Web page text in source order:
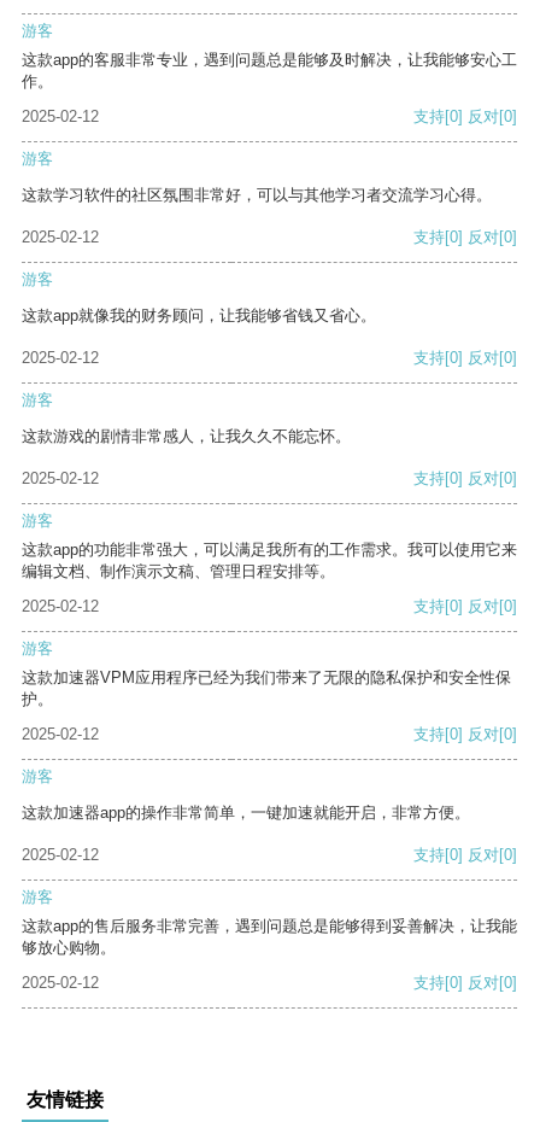
游客
这款app的客服非常专业，遇到问题总是能够及时解决，让我能够安心工
作。
2025-02-12
支持[0] 反对[0]
游客
这款学习软件的社区氛围非常好，可以与其他学习者交流学习心得。
2025-02-12 支持[0] 反对[0]
游客
这款app就像我的财务顾问，让我能够省钱又省心。
2025-02-12 支持[0] 反对[0]
游客
这款游戏的剧情非常感人，让我久久不能忘怀。
2025-02-12 支持[0] 反对[0]
游客
这款app的功能非常强大，可以满足我所有的工作需求。我可以使用它来
编辑文档、制作演示文稿、管理日程安排等。
2025-02-12
支持[0] 反对[0]
游客
这款加速器VPM应用程序已经为我们带来了无限的隐私保护和安全性保
护。
2025-02-12
支持[0] 反对[0]
游客
这款加速器app的操作非常简单，一键加速就能开启，非常方便。
2025-02-12 支持[0] 反对[0]
游客
这款app的售后服务非常完善，遇到问题总是能够得到妥善解决，让我能
够放心购物。
2025-02-12
支持[0] 反对[0]
友情链接